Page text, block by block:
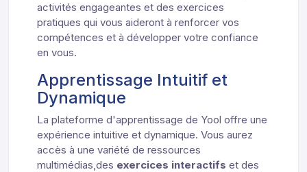
activités engageantes et des exercices
pratiques qui vous aideront à renforcer vos
compétences et à développer votre confiance
en vous.
Apprentissage Intuitif et
Dynamique
La plateforme d'apprentissage de Yool offre une
expérience intuitive et dynamique. Vous aurez
accès à une variété de ressources
multimédias,des exercices interactifs et des